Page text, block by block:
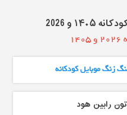
رابین هود